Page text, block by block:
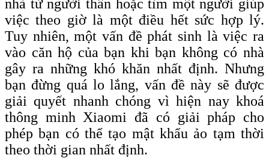
nhà từ người thân hoặc tìm một người giúp
việc theo giờ là một điều hết sức hợp lý.
Tuy nhiên, một vấn đề phát sinh là việc ra
vào căn hộ của bạn khi bạn không có nhà
gây ra những khó khăn nhất định. Nhưng
bạn đừng quá lo lắng, vấn đề này sẽ được
giải quyết nhanh chóng vì hiện nay khoá
thông minh Xiaomi đã có giải pháp cho
phép bạn có thể tạo mật khẩu ảo tạm thời
theo thời gian nhất định.